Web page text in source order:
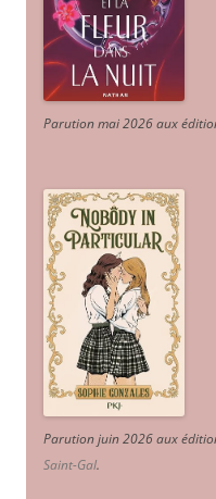
Parution mai 2026 aux
Parution juin 2026 aux
Saint-Gal.